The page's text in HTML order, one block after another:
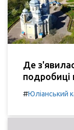
Де
подробиці
#Юліанський